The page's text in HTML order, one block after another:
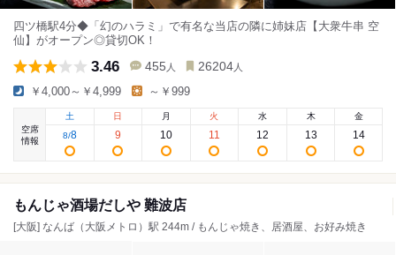
四ツ橋駅4分◆「幻のハラミ」で有名な当店の隣に姉妹店【大衆牛串 空
仙】がオープン◎貸切OK！
3.46 455 人 26204 人
￥4,000～￥4,999 ～￥999
空席
情報
土
8/8
日
9
月
10
火
11
水
12
木
13
金
14
もんじゃ酒場だしや 難波店
[大阪] なんば（大阪メトロ）駅 244m / もんじゃ焼き、居酒屋、お好み焼き